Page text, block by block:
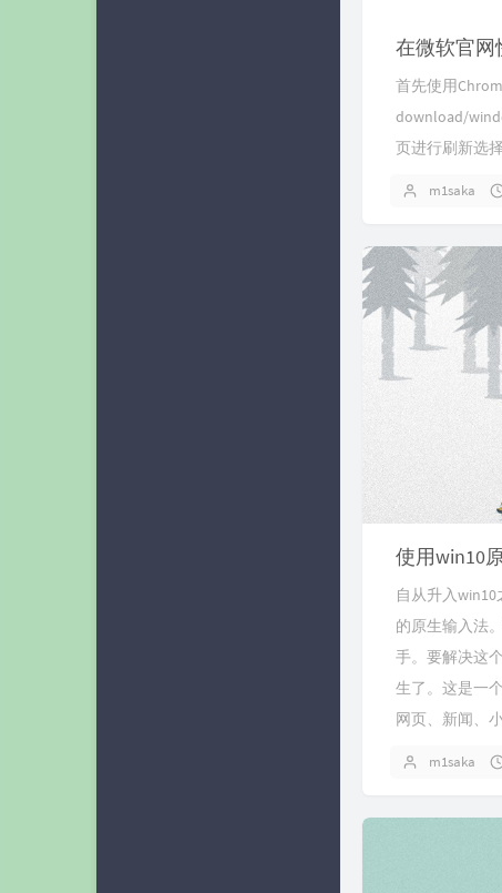
在微软官网
首先使用
download/
页进行刷新选
m1saka
使用win10
自从升入
的原生输入法
手。要解决这
生了。这是一
网页、新闻、
m1saka